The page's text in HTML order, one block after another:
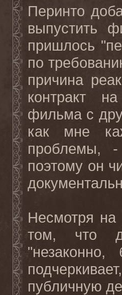
Перинто
выпустить
пришлось
по
причина
контракт
фильма с
как мне
проблемы,
поэтому он
Несмотря на
том, что
публичную